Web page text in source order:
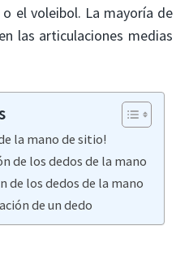
el voleibol. La mayoría de
las articulaciones medias
la mano de sitio!
de los dedos de la mano
de los dedos de la mano
de un dedo